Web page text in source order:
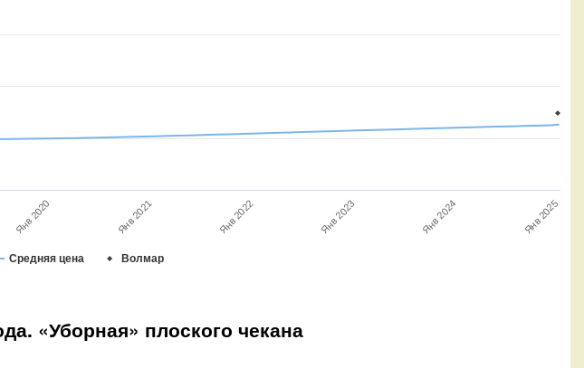
Средняя цена Волмар
Янв 2020 Янв 2021 Янв 2022 Янв 2023 Янв 2024 Янв 2025
«Уборная» плоского чекана